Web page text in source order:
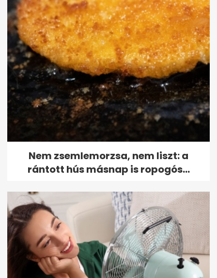
Nem zsemlemorzsa, nem liszt: a
rántott hús másnap is ropogós...